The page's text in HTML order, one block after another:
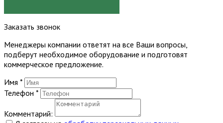
Заказать звонок
Менеджеры компании ответят на все Ваши вопросы,
подберут необходимое оборудование и подготовят
коммерческое предложение.
Имя *
Телефон *
Комментарий: